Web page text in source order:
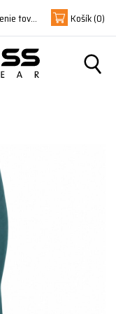
Vrátenie tovaru Košík(0)